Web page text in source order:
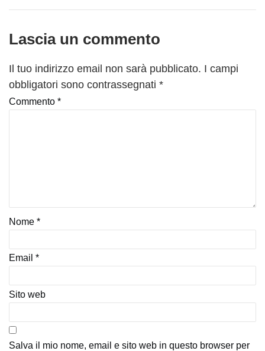
Lascia un commento
Il tuo indirizzo email non sarà pubblicato. I campi
obbligatori sono contrassegnati *
Commento *
Nome *
Email *
Sito web
Salva il mio nome, email e sito web in questo browser per